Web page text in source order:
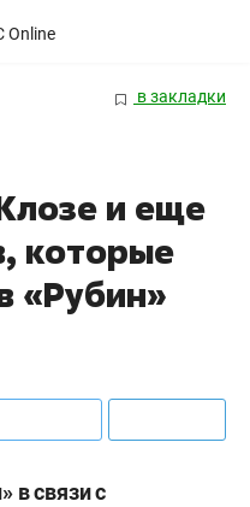
в закладки
и еще
которые
«Рубин»
в связи с